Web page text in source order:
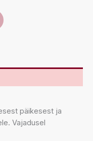
päikesest ja
Vajadusel